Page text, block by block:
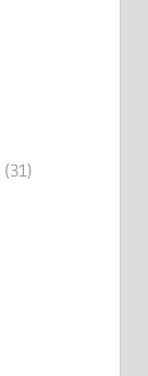
(31)